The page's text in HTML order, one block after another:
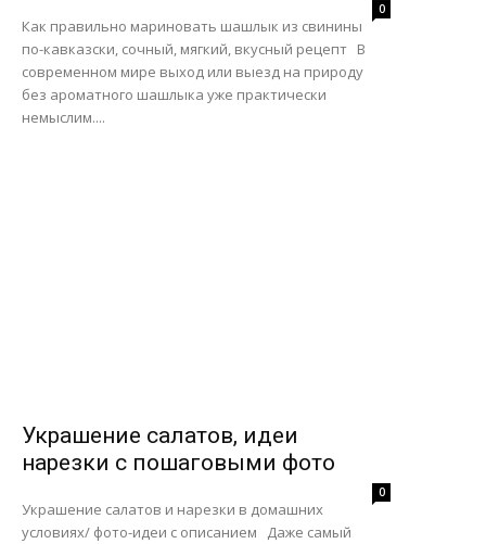
0
Как правильно мариновать шашлык из свинины
по-кавказски, сочный, мягкий, вкусный рецепт В
современном мире выход или выезд на природу
без ароматного шашлыка уже практически
немыслим....
Украшение салатов, идеи
нарезки с пошаговыми фото
0
Украшение салатов и нарезки в домашних
условиях/ фото-идеи с описанием Даже самый